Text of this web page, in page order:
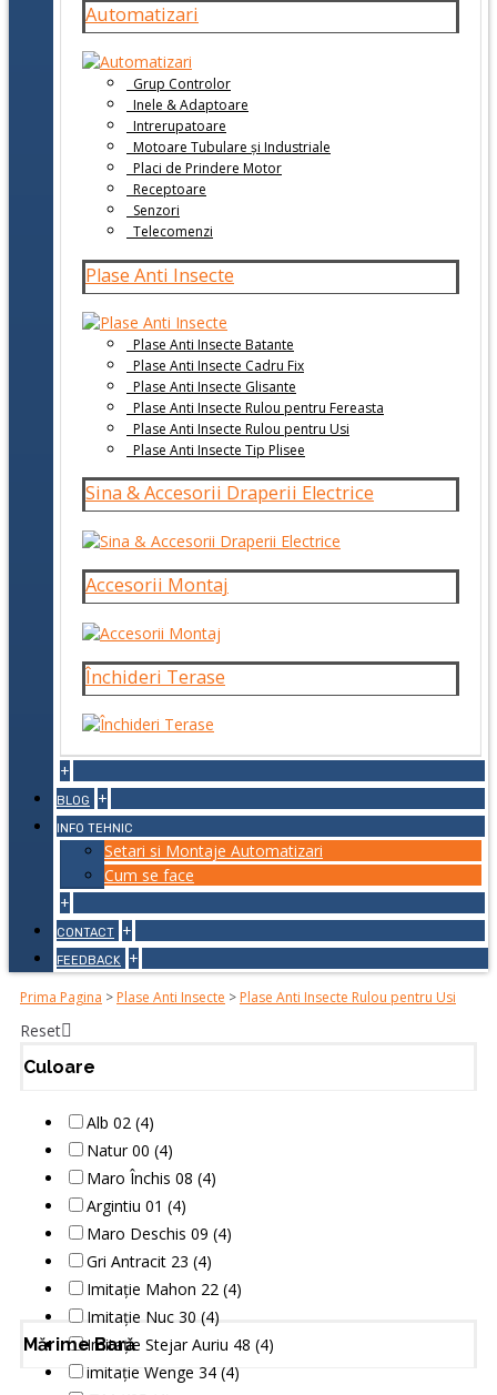
Automatizari
Grup Controlor
Inele & Adaptoare
Intrerupatoare
Motoare Tubulare și Industriale
Placi de Prindere Motor
Receptoare
Senzori
Telecomenzi
Plase Anti Insecte
Plase Anti Insecte Batante
Plase Anti Insecte Cadru Fix
Plase Anti Insecte Glisante
Plase Anti Insecte Rulou pentru Fereasta
Plase Anti Insecte Rulou pentru Usi
Plase Anti Insecte Tip Plisee
Sina & Accesorii Draperii Electrice
Accesorii Montaj
Închideri Terase
+
BLOG +
INFO TEHNIC
Setari si Montaje Automatizari
Cum se face
+
CONTACT +
FEEDBACK +
Prima Pagina > Plase Anti Insecte > Plase Anti Insecte Rulou pentru Usi
Reset
Culoare
Alb 02 (4)
Natur 00 (4)
Maro Închis 08 (4)
Argintiu 01 (4)
Maro Deschis 09 (4)
Gri Antracit 23 (4)
Imitație Mahon 22 (4)
Imitație Nuc 30 (4)
Imitație Stejar Auriu 48 (4)
imitație Wenge 34 (4)
Mărime Bară